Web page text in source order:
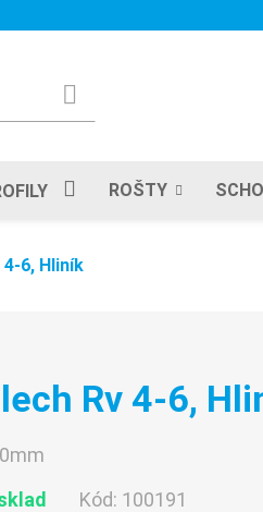
ROŠTY
4-6, Hliník
Rv 4-6,
Kód: 100191